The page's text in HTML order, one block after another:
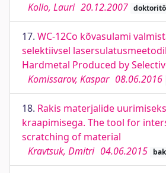
Kollo, Lauri 20.12.2007
17. WC-12Co kõvasulami
selektiivsel
Hardmetal Produced by
Komissarov, Kaspar 08.06.2016
18. Rakis materjalide
kraapimisega. The tool for
scratching of material
Kravtsuk, Dmitri 04.06.2015